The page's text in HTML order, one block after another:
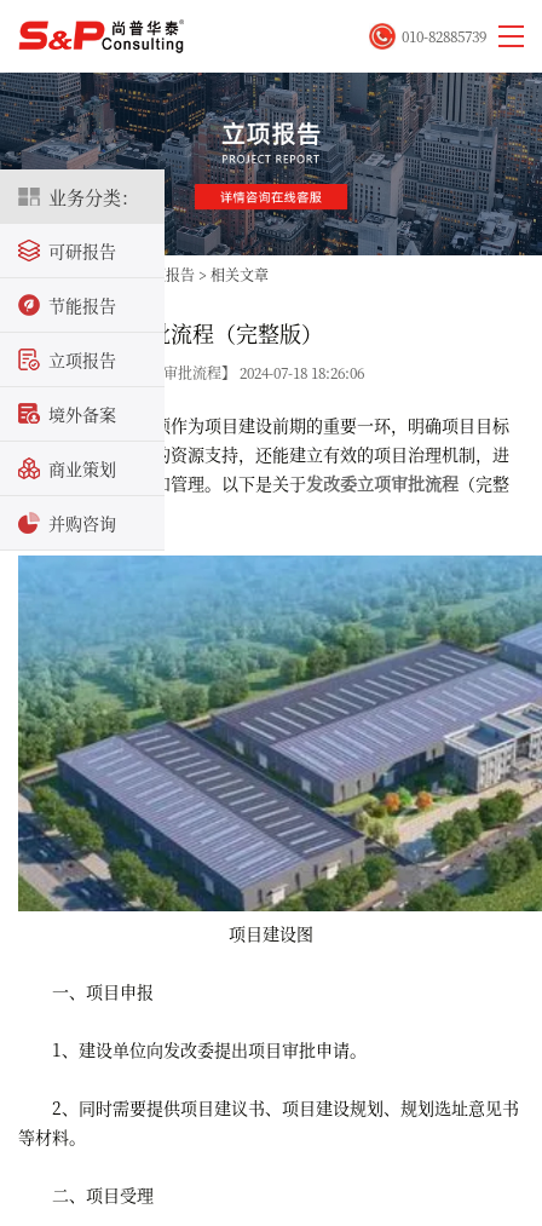
业务分类：
可研报告
节能报告
立项报告
境外备案
商业策划
并购咨询
010-82885739
立项报告 > 相关文章
发改委立项审批流程（完整版）
关键字：【发改委立项审批流程】 2024-07-18 18:26:06
发改委项目立项作为项目建设前期的重要一环，明确项目目标
和范围，获取必要的资源支持，还能建立有效的项目治理机制，进
行全面的风险评估和管理。以下是关于发改委立项审批流程 （完整
版）：
项目建设图
一、项目申报
1、建设单位向发改委提出项目审批申请。
2、同时需要提供项目建议书、项目建设规划、规划选址意见书
等材料。
二、项目受理